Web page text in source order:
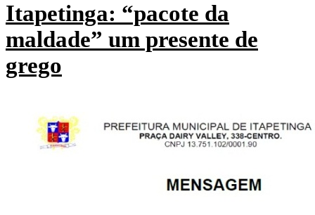
Itapetinga: “pacote da
maldade” um presente de
grego